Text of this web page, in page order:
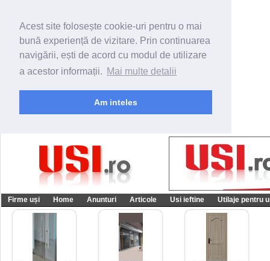
Acest site folosește cookie-uri pentru o mai
bună experiență de vizitare. Prin continuarea
navigării, ești de acord cu modul de utilizare
a acestor informații. Mai multe detalii
Am inteles
Firme uși Home Anunturi Articole Usi ieftine Utilaje pentru